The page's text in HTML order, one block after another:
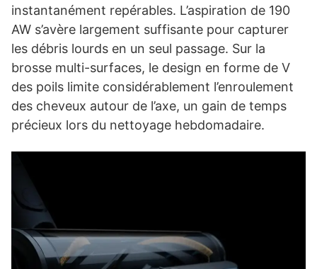
instantanément repérables. L’aspiration de 190
AW s’avère largement suffisante pour capturer
les débris lourds en un seul passage. Sur la
brosse multi-surfaces, le design en forme de V
des poils limite considérablement l’enroulement
des cheveux autour de l’axe, un gain de temps
précieux lors du nettoyage hebdomadaire.